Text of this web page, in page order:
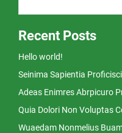
Recent Posts
Hello world!
Seinima Sapientia
Adeas Enimres Abrpicuro
Quia Dolori Non Voluptas
Wuaedam Nonmelius